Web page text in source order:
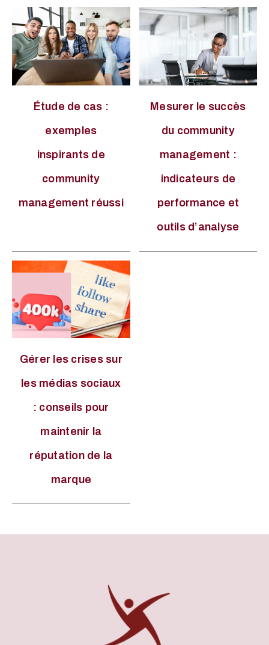
Étude de cas :
exemples
inspirants de
community
management réussi
Mesurer le succès
du community
management :
indicateurs de
performance et
outils d’analyse
Gérer les crises sur
les médias sociaux
: conseils pour
maintenir la
réputation de la
marque